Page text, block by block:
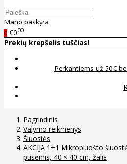
Mano paskyra
0 €000
Prekių krepšelis tuščias!
Perkantiems už 50€
Pagrindinis
Valymo reikmenys
Šluostės
AKCIJA 1+1 Mikropluošto
pusėmis, 40 × 40 cm, žalia